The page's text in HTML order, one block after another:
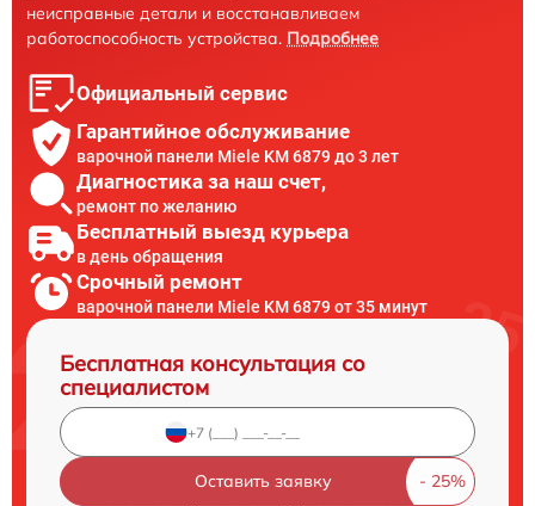
неисправные детали и восстанавливаем
работоспособность устройства. Подробнее
Официальный сервис
Гарантийное обслуживание
варочной панели Miele KM 6879 до 3 лет
Диагностика за наш счет,
ремонт по желанию
Бесплатный выезд курьера
в день обращения
Срочный ремонт
варочной панели Miele KM 6879 от 35 минут
Бесплатная консультация со
специалистом
Оставить заявку